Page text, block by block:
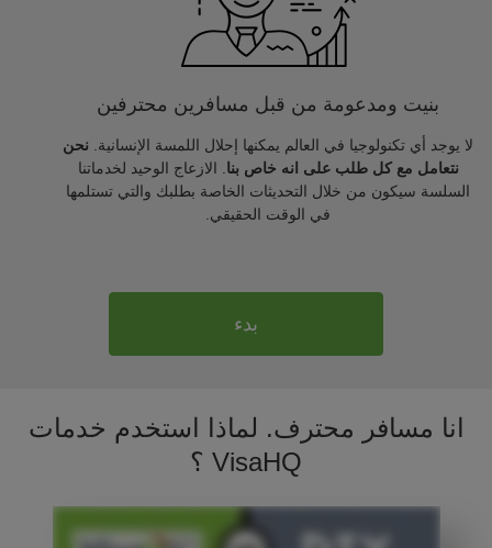
بنيت ومدعومة من قبل مسافرين محترفين
لا يوجد أي تكنولوجيا في العالم يمكنها إحلال اللمسة الإنسانية. نحن
نتعامل مع كل طلب على انه خاص بنا . الازعاج الوحيد لخدماتنا
السلسة سيكون من خلال التحديثات الخاصة بطلبك والتي تستلمها
في الوقت الحقيقي.
بدء
انا مسافر محترف. لماذا استخدم خدمات
VisaHQ ؟